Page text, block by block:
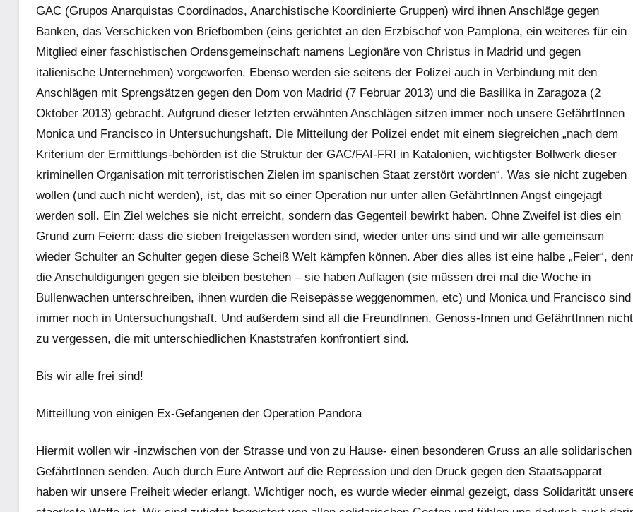
GAC (Grupos Anarquistas Coordinados, Anarchistische Koordinierte Gruppen) wird ihnen Anschläge gegen
Banken, das Verschicken von Briefbomben (eins gerichtet an den Erzbischof von Pamplona, ein weiteres für ein
Mitglied einer faschistischen Ordensgemeinschaft namens Legionäre von Christus in Madrid und gegen
italienische Unternehmen) vorgeworfen. Ebenso werden sie seitens der Polizei auch in Verbindung mit den
Anschlägen mit Sprengsätzen gegen den Dom von Madrid (7 Februar 2013) und die Basilika in Zaragoza (2
Oktober 2013) gebracht. Aufgrund dieser letzten erwähnten Anschlägen sitzen immer noch unsere GefährtInnen
Monica und Francisco in Untersuchungshaft. Die Mitteilung der Polizei endet mit einem siegreichen „nach dem
Kriterium der Ermittlungs-behörden ist die Struktur der GAC/FAI-FRI in Katalonien, wichtigster Bollwerk dieser
kriminellen Organisation mit terroristischen Zielen im spanischen Staat zerstört worden“. Was sie nicht zugeben
wollen (und auch nicht werden), ist, das mit so einer Operation nur unter allen GefährtInnen Angst eingejagt
werden soll. Ein Ziel welches sie nicht erreicht, sondern das Gegenteil bewirkt haben. Ohne Zweifel ist dies ein
Grund zum Feiern: dass die sieben freigelassen worden sind, wieder unter uns sind und wir alle gemeinsam
wieder Schulter an Schulter gegen diese Scheiß Welt kämpfen können. Aber dies alles ist eine halbe „Feier“,
die Anschuldigungen gegen sie bleiben bestehen – sie haben Auflagen (sie müssen drei mal die Woche in
Bullenwachen unterschreiben, ihnen wurden die Reisepässe weggenommen, etc) und Monica und Francisco sind
immer noch in Untersuchungshaft. Und außerdem sind all die FreundInnen, Genoss-Innen und GefährtInnen nicht
zu vergessen, die mit unterschiedlichen Knaststrafen konfrontiert sind.
Bis wir alle frei sind!
Mitteillung von einigen Ex-Gefangenen der Operation Pandora
Hiermit wollen wir -inzwischen von der Strasse und von zu Hause- einen besonderen Gruss an alle solidarischen
GefährtInnen senden. Auch durch Eure Antwort auf die Repression und den Druck gegen den Staatsapparat
haben wir unsere Freiheit wieder erlangt. Wichtiger noch, es wurde wieder einmal gezeigt, dass Solidarität